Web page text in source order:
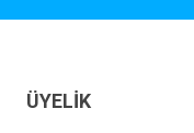
ÜYELİK